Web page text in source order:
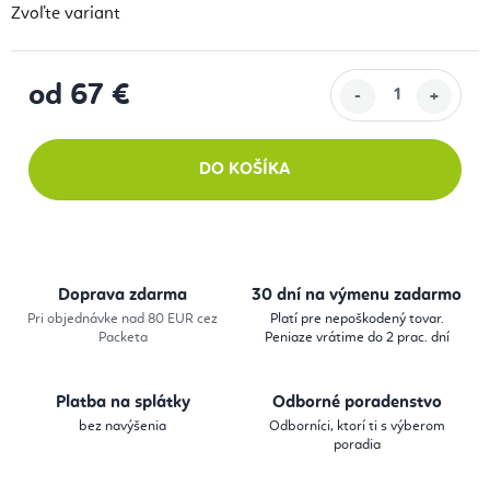
Zvoľte variant
od 67 €
DO KOŠÍKA
Doprava zdarma
Pri objednávke nad 80 EUR cez
Packeta
30 dní na výmenu zadarmo
Platí pre nepoškodený tovar.
Peniaze vrátime do 2 prac. dní
Platba na splátky
bez navýšenia
Odborné poradenstvo
Odborníci, ktorí ti s výberom
poradia